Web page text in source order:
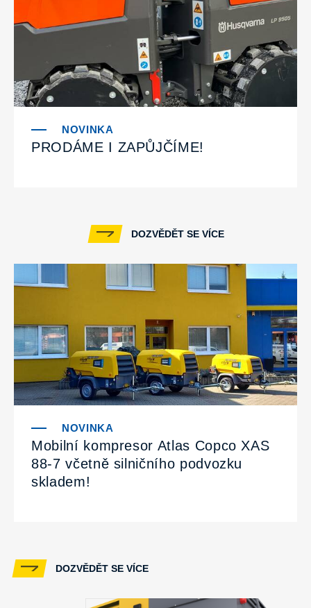
PRODÁME I ZAPŮJČÍME!
DOZVĚDĚT SE VÍCE
Mobilní kompresor Atlas Copco XAS
88-7 včetně silničního podvozku
skladem!
DOZVĚDĚT SE VÍCE